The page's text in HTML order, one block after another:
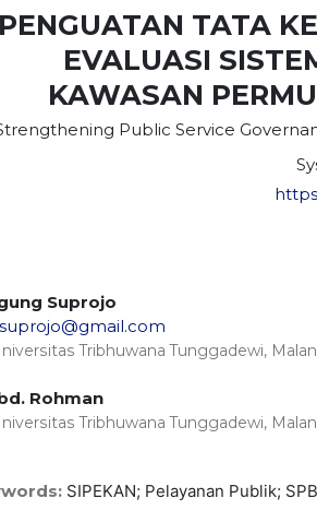
PENGUATAN TATA
EVALUASI
KAWASAN
Public Service
Suprojo
Tribhuwana Tunggadewi,
Rohman
Tribhuwana Tunggadewi,
SIPEKAN; Pelayanan Publik;